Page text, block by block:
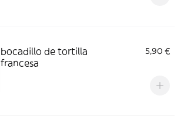
bocadillo de tortilla
francesa
5,90 €